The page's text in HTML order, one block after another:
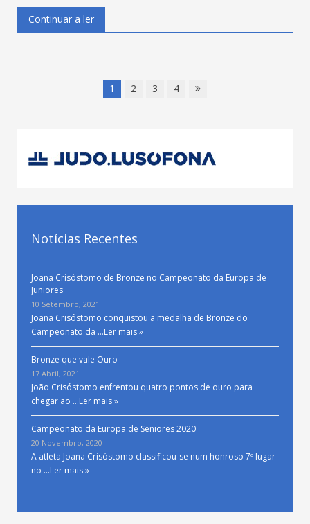
Continuar a ler
1 2 3 4
Notícias Recentes
Joana Crisóstomo de Bronze no Campeonato da Europa de
Juniores
10 Setembro, 2021
Joana Crisóstomo conquistou a medalha de Bronze do
Campeonato da …Ler mais »
Bronze que vale Ouro
17 Abril, 2021
João Crisóstomo enfrentou quatro pontos de ouro para
chegar ao …Ler mais »
Campeonato da Europa de Seniores 2020
20 Novembro, 2020
A atleta Joana Crisóstomo classificou-se num honroso 7º lugar
no …Ler mais »